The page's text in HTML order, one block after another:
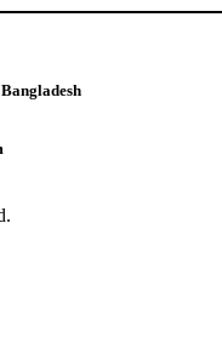
নওগাঁর ৭ প্রবাসীর মৃত্যু
সভা ও সাংস্কৃতিক
৬ কমিটি